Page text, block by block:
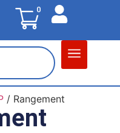
0
/ Rangement